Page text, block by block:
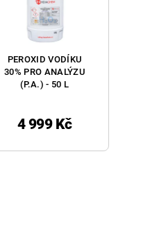
PEROXID VODÍKU
30% PRO ANALÝZU
(P.A.) - 50 L
4 999 Kč